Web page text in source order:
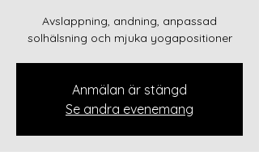
Avslappning, andning, anpassad
solhälsning och mjuka yogapositioner
Anmälan är stängd
Se andra evenemang